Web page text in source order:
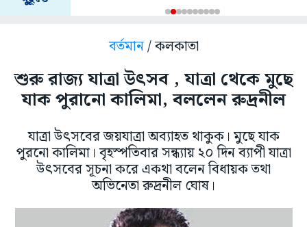
বর্তমান/ কলকাতা
শুরু রাজ্য যাত্রা উৎসব , যাত্রা থেকে মুছে
যাক পুরানো কালিমা, বললেন রুদ্রনীল
যাত্রা উৎসবের জয়যাত্রা অব্যাহত থাকুক। মুছে যাক
পুরনো কালিমা। বৃহস্পতিবার সন্ধ্যায় ২০ দিন ব্যাপী যাত্রা
উৎসবের সূচনা করে একথা বলেন বিধায়ক তথা
অভিনেতা রুদ্রনীল ঘোষ।